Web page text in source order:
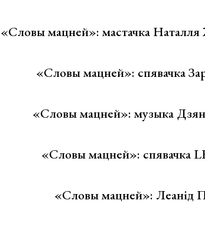
«Словы мацней»: мастачка Наталля
«Словы мацней»: спявачка
«Словы мацней»: музыка
«Словы мацней»: спявачка
«Словы мацней»: Леанід